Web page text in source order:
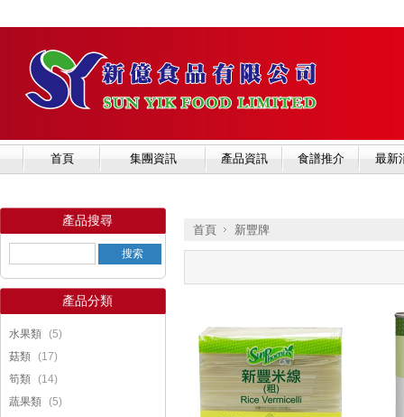
首頁 集團資訊 產品資訊 食譜推介 最新
產品搜尋
產品分類
水果類 (5)
菇類 (17)
筍類 (14)
蔬果類 (5)
首頁 新豐牌